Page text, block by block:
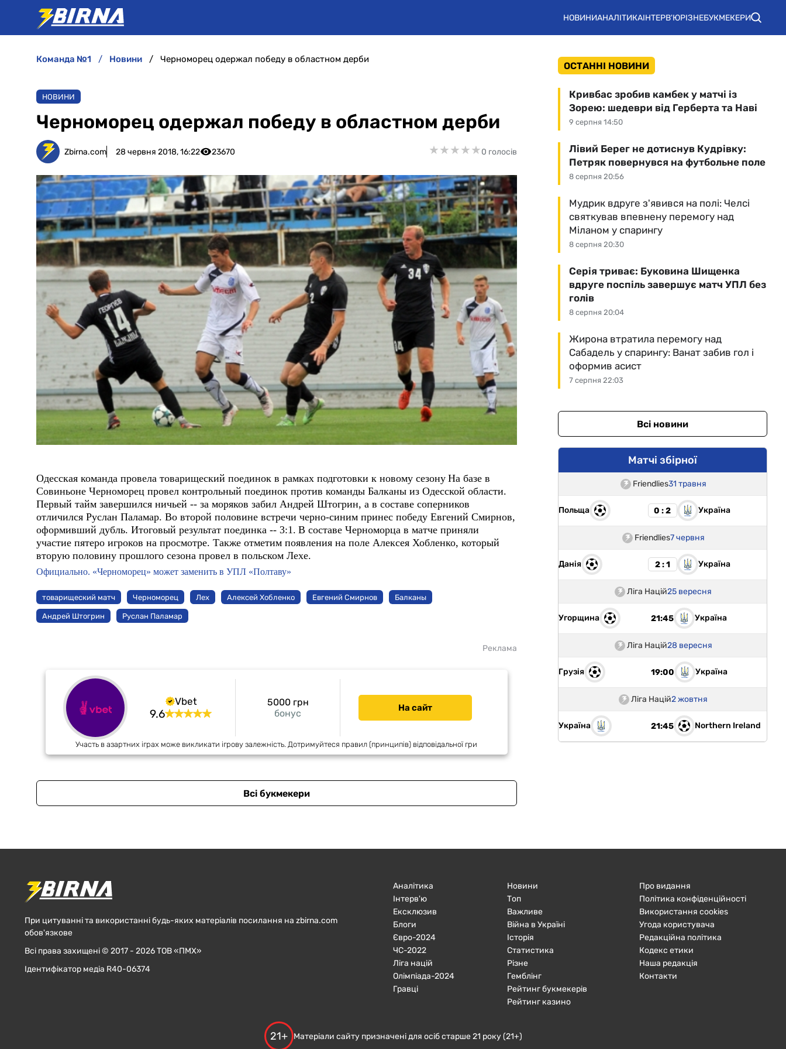
НОВИНИАНАЛІТИКАІНТЕРВ'ЮРІЗНЕБУКМЕКЕРИ
команда №1 новини Черноморец одержал победу в областном дерби
НОВИНИ
Черноморец одержал победу в областном дерби
Zbirna.com 28 червня 2018, 16:22 23670 ★★★★★
★★★★★0 голосів
Одесская команда провела товарищеский поединок в рамках подготовки к новому сезону На базе в
Совиньоне Черноморец провел контрольный поединок против команды Балканы из Одесской области.
Первый тайм завершился ничьей -- за моряков забил Андрей Штогрин, а в составе соперников
отличился Руслан Паламар. Во второй половине встречи черно-синим принес победу Евгений Смирнов,
оформивший дубль. Итоговый результат поединка -- 3:1. В составе Черноморца в матче приняли
участие пятеро игроков на просмотре. Также отметим появления на поле Алексея Хобленко, который
вторую половину прошлого сезона провел в польском Лехе.
Официально. «Черноморец» может заменить в УПЛ «Полтаву»
товарищеский матч Черноморец Лех Алексей Хобленко Евгений Смирнов Балканы
Андрей Штогрин Руслан Паламар
Реклама
Vbet
9.6 бонус
5000 грн На сайт
Участь в азартних іграх може викликати ігрову залежність. Дотримуйтеся правил (принципів) відповідальної гри
Всі букмекери
ОСТАННІ НОВИНИ
9 серпня 14:50
Кривбас зробив камбек у матчі із
Зорею: шедеври від Герберта та Наві
8 серпня 20:56
Лівий Берег не дотиснув Кудрівку:
Петряк повернувся на футбольне поле
8 серпня 20:30
Мудрик вдруге з'явився на полі: Челсі
святкував впевнену перемогу над
Міланом у спарингу
8 серпня 20:04
Серія триває: Буковина Шищенка
вдруге поспіль завершує матч УПЛ без
голів
7 серпня 22:03
Жирона втратила перемогу над
Сабадель у спарингу: Ванат забив гол і
оформив асист
Всі новини
Матчі збірної
Friendlies31 травня
Польща 0 : 2 Україна
Friendlies7 червня
Данія 2 : 1 Україна
Ліга Націй25 вересня
Угорщина 21:45 Україна
Ліга Націй28 вересня
Грузія 19:00 Україна
Ліга Націй2 жовтня
Україна 21:45 Northern Ireland
При цитуванні та використанні будь-яких матеріалів посилання на zbirna.com
обов'язкове
Всі права захищені © 2017 - 2026 ТОВ «ПМХ»
Ідентифікатор медіа R40-06374
Аналітика
Інтерв'ю
Ексклюзив
Блоги
Євро-2024
ЧC-2022
Ліга націй
Олімпіада-2024
Гравці
Новини
Топ
Важливе
Війна в Україні
Історія
Статистика
Різне
Гемблінг
Рейтинг букмекерів
Рейтинг казино
Про видання
Політика конфіденційності
Використання cookies
Угода користувача
Редакційна політика
Кодекс етики
Наша редакція
Контакти
21+ Матеріали сайту призначені для осіб старше 21 року (21+)